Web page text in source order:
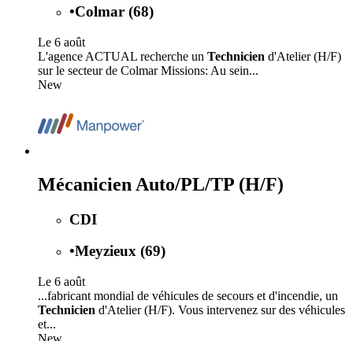
•Colmar (68)
Le 6 août
L'agence ACTUAL recherche un Technicien d'Atelier (H/F)
sur le secteur de Colmar Missions: Au sein...
New
Mécanicien Auto/PL/TP (H/F)
CDI
•Meyzieux (69)
Le 6 août
...fabricant mondial de véhicules de secours et d'incendie, un
Technicien d'Atelier (H/F). Vous intervenez sur des véhicules
et...
New